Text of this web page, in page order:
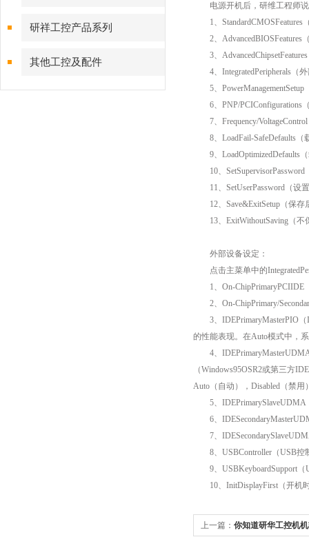
研祥工控产品系列
其他工控及配件
电源开机后，研维工程师说,
1、StandardCMOSFeatures
2、AdvancedBIOSFeatures
3、
4、IntegratedPeripherals（
5、PowerManagementSetup
6、PNP/PCIConfigurations
7、Frequency/
8、LoadFail-SafeDefaults（
9、LoadOptimizedDefaults
10、SetSupervisorPassword
11、SetUserPassword（设
12、Save&ExitSetup（保存
13、ExitWithoutSaving（不
外部设备设定：
点击主菜单中的
1、On-ChipPrimaryPCIIDE（
2、On-ChipPrimary/
3、IDEPrimaryMasterPIO（
的性能表现。在Auto模式中，
4、IDEPrimaryMasterUDMA
（Windows95OSR2或第三方
Auto（自动），Disabled（禁用
5、IDEPrimarySlaveUDMA
6、
7、
8、USBController（USB控
9、USBKeyboardSupport（
10、InitDisplayFirst（开机
上一篇： 你知道研华工控机